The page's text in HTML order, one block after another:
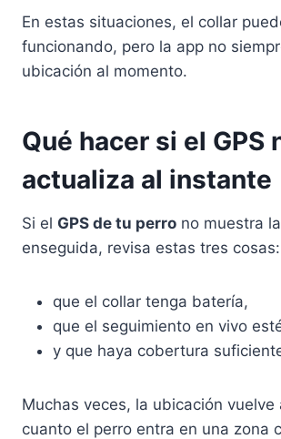
En estas situaciones, el collar
funcionando, pero la app no
ubicación al momento.
Qué hacer si el GPS
actualiza al instante
Si el GPS de tu perro no muestra
enseguida, revisa estas tres cosas:
que el collar tenga batería,
que el seguimiento en vivo
y que haya cobertura
Muchas veces, la ubicación vuelve
cuanto el perro entra en una zona